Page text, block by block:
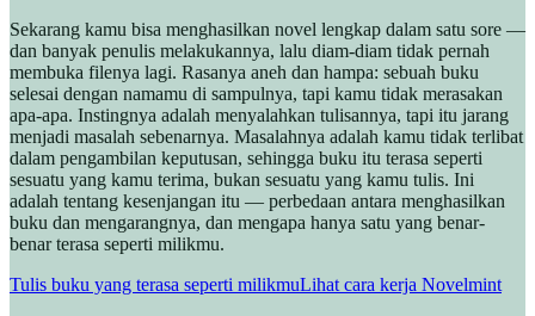
Sekarang kamu bisa menghasilkan novel lengkap dalam satu sore —
dan banyak penulis melakukannya, lalu diam-diam tidak pernah
membuka filenya lagi. Rasanya aneh dan hampa: sebuah buku
selesai dengan namamu di sampulnya, tapi kamu tidak merasakan
apa-apa. Instingnya adalah menyalahkan tulisannya, tapi itu jarang
menjadi masalah sebenarnya. Masalahnya adalah kamu tidak terlibat
dalam pengambilan keputusan, sehingga buku itu terasa seperti
sesuatu yang kamu terima, bukan sesuatu yang kamu tulis. Ini
adalah tentang kesenjangan itu — perbedaan antara menghasilkan
buku dan mengarangnya, dan mengapa hanya satu yang benar-
benar terasa seperti milikmu.
Tulis buku yang terasa seperti milikmuLihat cara kerja Novelmint